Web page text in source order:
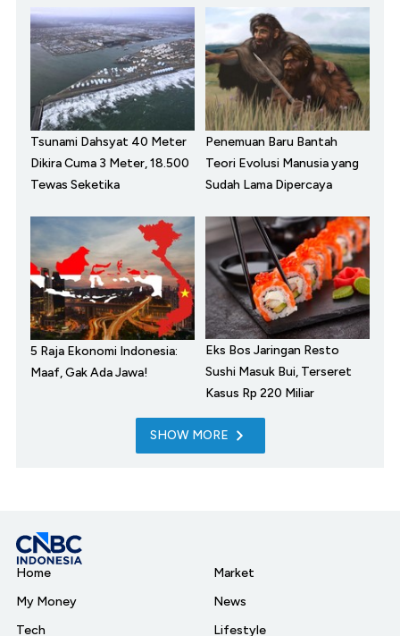
Tsunami Dahsyat 40 Meter
Dikira Cuma 3 Meter, 18.500
Tewas Seketika
Penemuan Baru Bantah
Teori Evolusi Manusia yang
Sudah Lama Dipercaya
5 Raja Ekonomi Indonesia:
Maaf, Gak Ada Jawa!
Eks Bos Jaringan Resto
Sushi Masuk Bui, Terseret
Kasus Rp 220 Miliar
SHOW MORE
Home
My Money
Tech
Market
News
Lifestyle